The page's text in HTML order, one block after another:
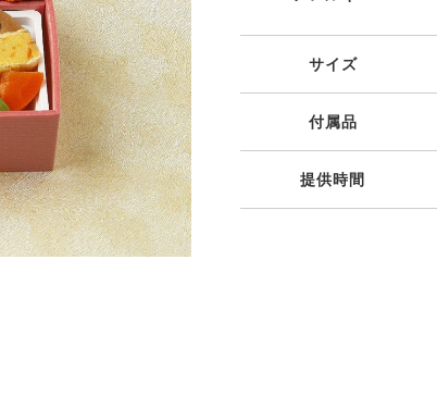
サイズ
付属品
提供時間